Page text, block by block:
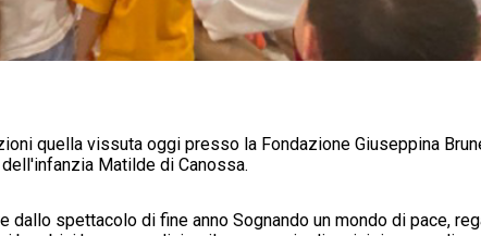
quella vissuta oggi presso la Fondazione Giuseppina
Matilde di Canossa.
spettacolo di fine anno Sognando un mondo di pace,